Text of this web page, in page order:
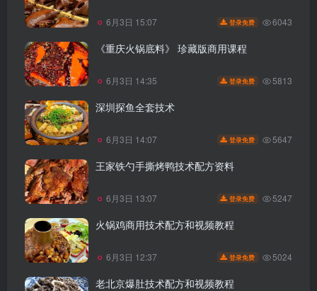
6月3日 15:07 登录免费 6043
《重庆火锅底料》 珍藏版商用课程
6月3日 14:35 登录免费 5813
深圳探鱼全套技术
6月3日 14:07 登录免费 5647
王家铁勺手撕烤鸭技术配方资料
6月3日 13:07 登录免费 5247
火锅鸡商用技术配方和视频教程
6月3日 12:37 登录免费 5024
老北京爆肚技术配方和视频教程